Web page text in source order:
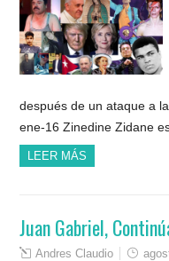
después de un ataque a
ene-16 Zinedine Zidane
LEER MÁS
Juan Gabriel,
Andres Claudio